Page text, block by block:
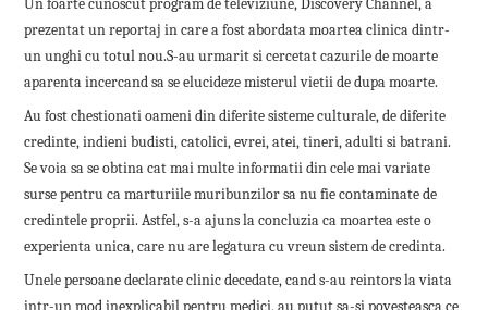
Un foarte cunoscut program de televiziune, Discovery Channel, a
prezentat un reportaj in care a fost abordata moartea clinica dintr-
un unghi cu totul nou.S-au urmarit si cercetat cazurile de moarte
aparenta incercand sa se elucideze misterul vietii de dupa moarte.
Au fost chestionati oameni din diferite sisteme culturale, de diferite
credinte, indieni budisti, catolici, evrei, atei, tineri, adulti si batrani.
Se voia sa se obtina cat mai multe informatii din cele mai variate
surse pentru ca marturiile muribunzilor sa nu fie contaminate de
credintele proprii. Astfel, s-a ajuns la concluzia ca moartea este o
experienta unica, care nu are legatura cu vreun sistem de credinta.
Unele persoane declarate clinic decedate, cand s-au reintors la viata